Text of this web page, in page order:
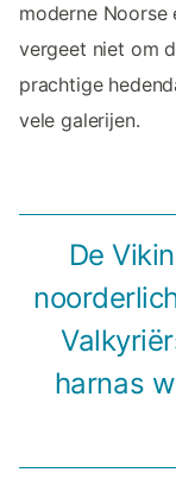
moderne Noorse
vergeet niet om
prachtige
vele galerijen.
De
harnas